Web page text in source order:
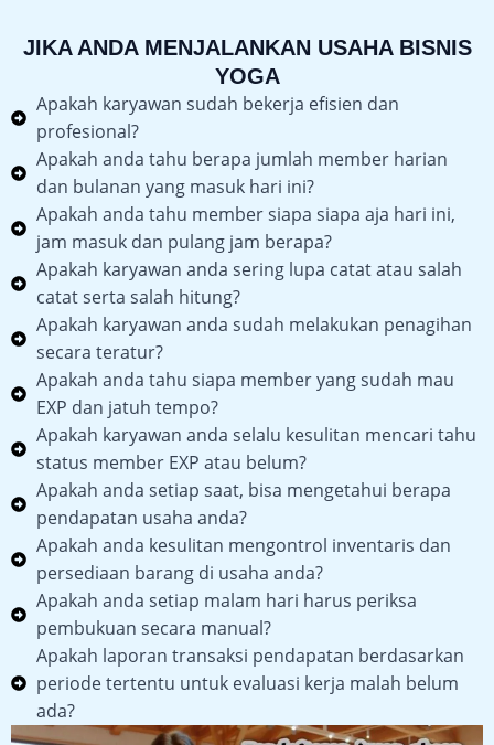
JIKA ANDA MENJALANKAN USAHA BISNIS
YOGA
Apakah karyawan sudah bekerja efisien dan
profesional?
Apakah anda tahu berapa jumlah member harian
dan bulanan yang masuk hari ini?
Apakah anda tahu member siapa siapa aja hari ini,
jam masuk dan pulang jam berapa?
Apakah karyawan anda sering lupa catat atau salah
catat serta salah hitung?
Apakah karyawan anda sudah melakukan penagihan
secara teratur?
Apakah anda tahu siapa member yang sudah mau
EXP dan jatuh tempo?
Apakah karyawan anda selalu kesulitan mencari tahu
status member EXP atau belum?
Apakah anda setiap saat, bisa mengetahui berapa
pendapatan usaha anda?
Apakah anda kesulitan mengontrol inventaris dan
persediaan barang di usaha anda?
Apakah anda setiap malam hari harus periksa
pembukuan secara manual?
Apakah laporan transaksi pendapatan berdasarkan
periode tertentu untuk evaluasi kerja malah belum
ada?